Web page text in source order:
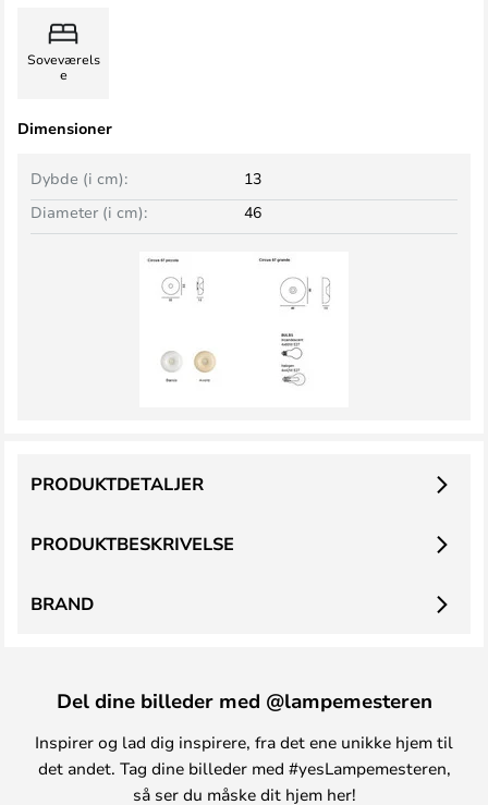
Soveværels
e
Dimensioner
Dybde (i cm):
13
Diameter (i cm):
46
PRODUKTBESKRIVELSE
PRODUKTDETALJER
BRAND
Del dine billeder med @lampemesteren
Inspirer og lad dig inspirere, fra det ene unikke hjem til
det andet. Tag dine billeder med #yesLampemesteren,
så ser du måske dit hjem her!